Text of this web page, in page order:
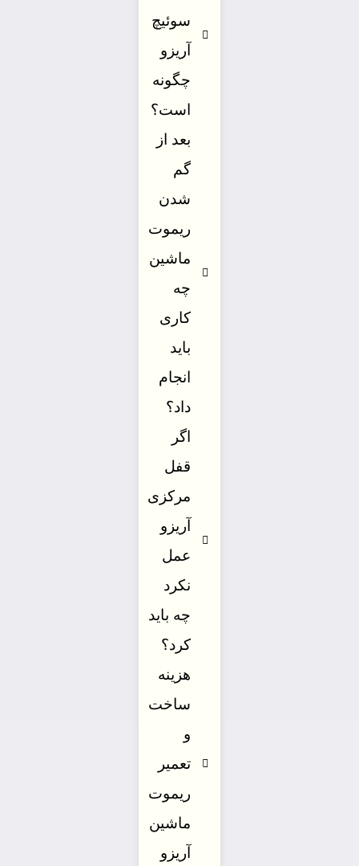
سوئیچ
آریزو
چگونه
است؟
بعد از
گم
شدن
ریموت
ماشین
چه
کاری
باید
انجام
داد؟
اگر
قفل
مرکزی
آریزو
عمل
نکرد
چه باید
کرد؟
هزینه
ساخت
و
تعمیر
ریموت
ماشین
آریزو